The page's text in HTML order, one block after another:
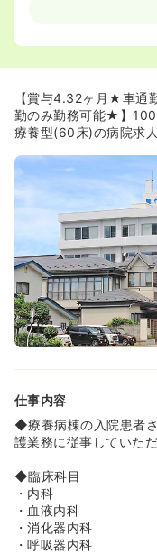
◆夜勤手当は1回
ることが可能です。
≫
◆定年を控えた方は
しており、これまで
◆現在、より良い就
であり、新しく綺麗
める点も魅力です。
【賞与4.32ヶ月★車
勤のみ勤務可能★】100
療養型(60床)の病院求人
仕事内容
◆療養病棟の入院患者
護業務に従事していただ
◆臨床科目
・内科
・血液内科
・消化器内科
・呼吸器内科